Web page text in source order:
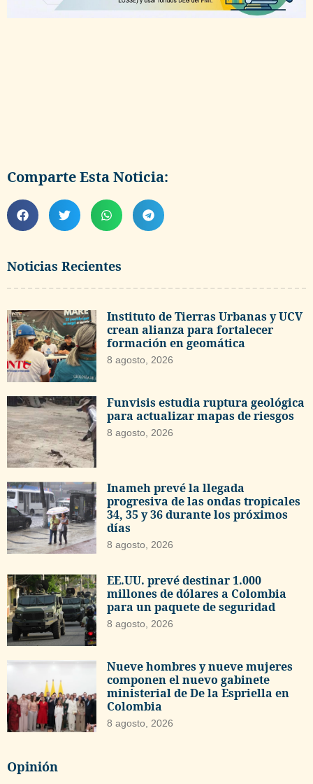
Noticias Recientes
Instituto de Tierras Urbanas y UCV
crean alianza para fortalecer
formación en geomática
8 agosto, 2026
Funvisis estudia ruptura geológica
para actualizar mapas de riesgos
8 agosto, 2026
Inameh prevé la llegada
progresiva de las ondas tropicales
34, 35 y 36 durante los próximos
días
8 agosto, 2026
EE.UU. prevé destinar 1.000
millones de dólares a Colombia
para un paquete de seguridad
8 agosto, 2026
Nueve hombres y nueve mujeres
componen el nuevo gabinete
ministerial de De la Espriella en
Colombia
8 agosto, 2026
Opinión
Comparte Esta Noticia: